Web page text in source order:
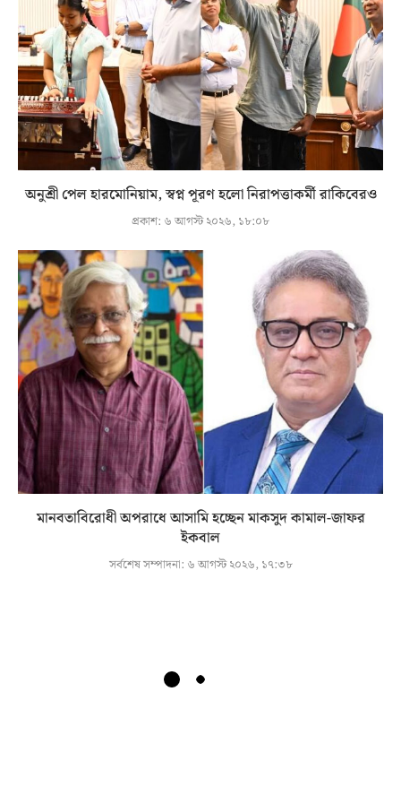
অনুশ্রী পেল হারমোনিয়াম, স্বপ্ন পূরণ হলো নিরাপত্তাকর্মী রাকিবেরও
প্রকাশ: ৬ আগস্ট ২০২৬, ১৮:০৮
মানবতাবিরোধী অপরাধে আসামি হচ্ছেন মাকসুদ কামাল-জাফর
ইকবাল
সর্বশেষ সম্পাদনা: ৬ আগস্ট ২০২৬, ১৭:৩৮